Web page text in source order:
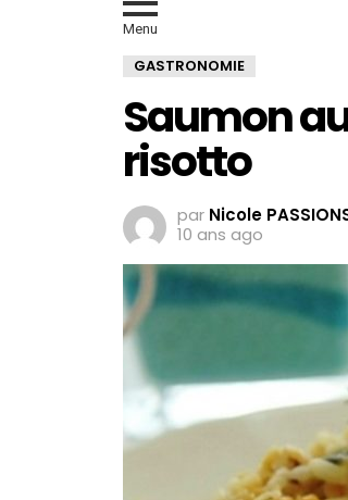
Menu
GASTRONOMIE
Saumon
risotto
par Nicole
10 ans ago